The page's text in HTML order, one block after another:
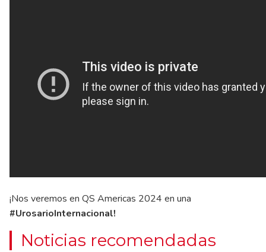
¡Nos veremos en QS Americas 2024 en una
#UrosarioInternacional!
Noticias recomendadas